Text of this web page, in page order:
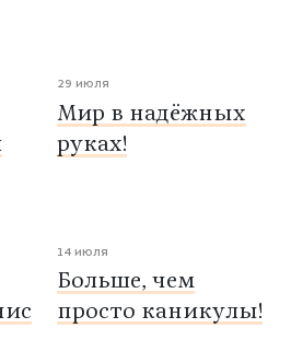
29 июля
Мир в надёжных
руках!
14 июля
Больше, чем
просто каникулы!